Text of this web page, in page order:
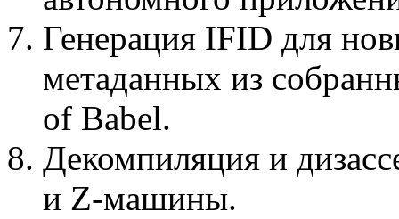
Генерация IFID для
метаданных из
of Babel.
Декомпиляция и
и Z-машины.